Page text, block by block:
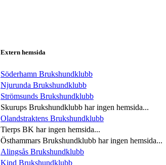
Extern hemsida
Söderhamn Brukshundklubb
Njurunda Brukshundklubb
Strömsunds Brukshundklubb
Skurups Brukshundklubb har ingen hemsida...
Olandstraktens Brukshundklubb
Tierps BK har ingen hemsida...
Östhammars Brukshundklubb har ingen hemsida...
Alingsås Brukshundklubb
Kind Brukshundklubb